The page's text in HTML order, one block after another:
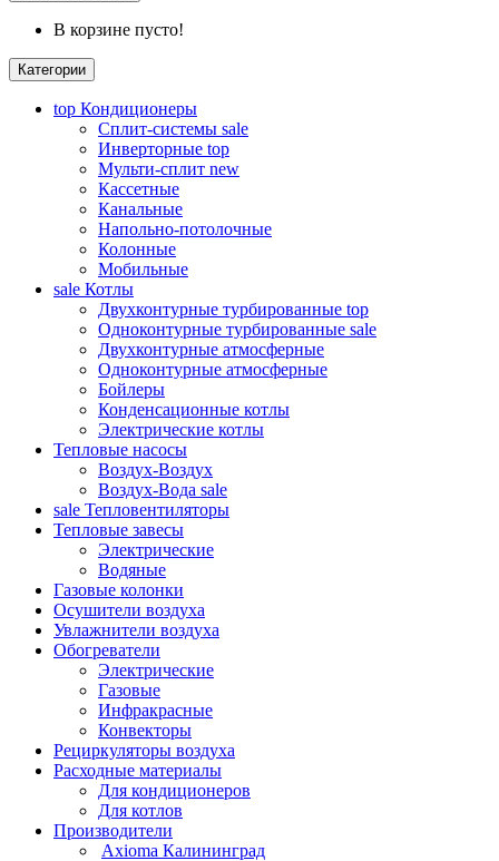
В корзине пусто!
Категории
top Кондиционеры
Сплит-системы sale
Инверторные top
Мульти-сплит new
Кассетные
Канальные
Напольно-потолочные
Колонные
Мобильные
sale Котлы
Двухконтурные турбированные top
Одноконтурные турбированные sale
Двухконтурные атмосферные
Одноконтурные атмосферные
Бойлеры
Конденсационные котлы
Электрические котлы
Тепловые насосы
Воздух-Воздух
Воздух-Вода sale
sale Тепловентиляторы
Тепловые завесы
Электрические
Водяные
Газовые колонки
Осушители воздуха
Увлажнители воздуха
Обогреватели
Электрические
Газовые
Инфракрасные
Конвекторы
Рециркуляторы воздуха
Расходные материалы
Для кондиционеров
Для котлов
Производители
Axioma Калининград